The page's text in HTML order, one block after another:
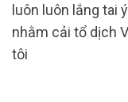
luôn luôn lắng tai
nhằm cải tổ dịch
tôi